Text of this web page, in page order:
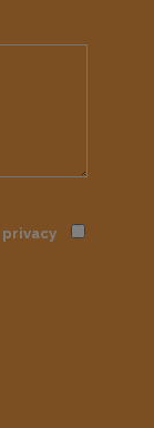
privacy